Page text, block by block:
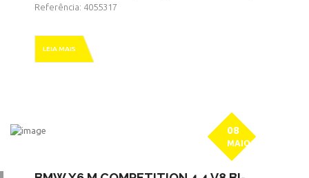
Referência: 4055317
LEIA MAIS
08
MAIO